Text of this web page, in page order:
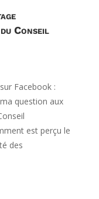
du Conseil
Facebook :
question aux
est perçu le
des